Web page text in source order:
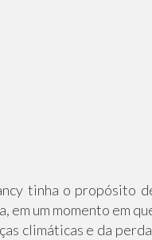
tinha o propósito
um momento em
climáticas e da